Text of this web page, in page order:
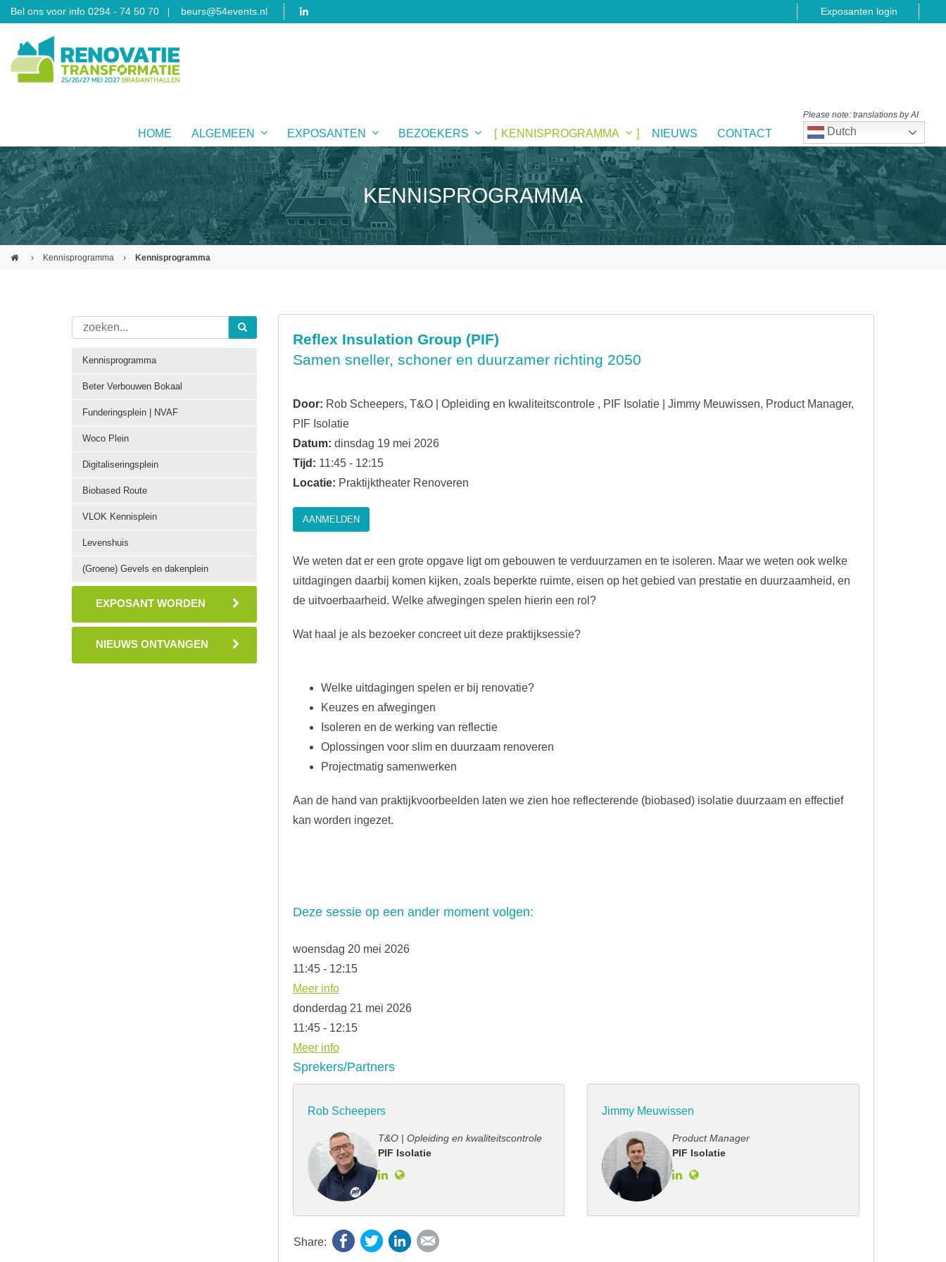
Bel ons voor info 0294 - 74 50 70 beurs@54events.nl Exposanten login
HOME ALGEMEEN EXPOSANTEN BEZOEKERS KENNISPROGRAMMA NIEUWS CONTACT Dutch
Please note: translations by AI
KENNISPROGRAMMA
› Kennisprogramma › Kennisprogramma
Kennisprogramma
Beter Verbouwen Bokaal
Funderingsplein | NVAF
Woco Plein
Digitaliseringsplein
Biobased Route
VLOK Kennisplein
Levenshuis
(Groene) Gevels en dakenplein
EXPOSANT WORDEN
NIEUWS ONTVANGEN
Reflex Insulation Group (PIF)
Samen sneller, schoner en duurzamer richting 2050
Door: Rob Scheepers, T&O | Opleiding en kwaliteitscontrole , PIF Isolatie | Jimmy Meuwissen, Product Manager,
PIF Isolatie
Datum: dinsdag 19 mei 2026
Tijd: 11:45 - 12:15
Locatie: Praktijktheater Renoveren
AANMELDEN
We weten dat er een grote opgave ligt om gebouwen te verduurzamen en te isoleren. Maar we weten ook welke
uitdagingen daarbij komen kijken, zoals beperkte ruimte, eisen op het gebied van prestatie en duurzaamheid, en
de uitvoerbaarheid. Welke afwegingen spelen hierin een rol?
Wat haal je als bezoeker concreet uit deze praktijksessie?
Welke uitdagingen spelen er bij renovatie?
Keuzes en afwegingen
Isoleren en de werking van reflectie
Oplossingen voor slim en duurzaam renoveren
Projectmatig samenwerken
Aan de hand van praktijkvoorbeelden laten we zien hoe reflecterende (biobased) isolatie duurzaam en effectief
kan worden ingezet.
Deze sessie op een ander moment volgen:
woensdag 20 mei 2026
11:45 - 12:15
Meer info
donderdag 21 mei 2026
11:45 - 12:15
Meer info
Sprekers/Partners
Rob Scheepers
T&O | Opleiding en kwaliteitscontrole
PIF Isolatie
Jimmy Meuwissen
Product Manager
PIF Isolatie
Facebook
TwitterLinkedInE-mail